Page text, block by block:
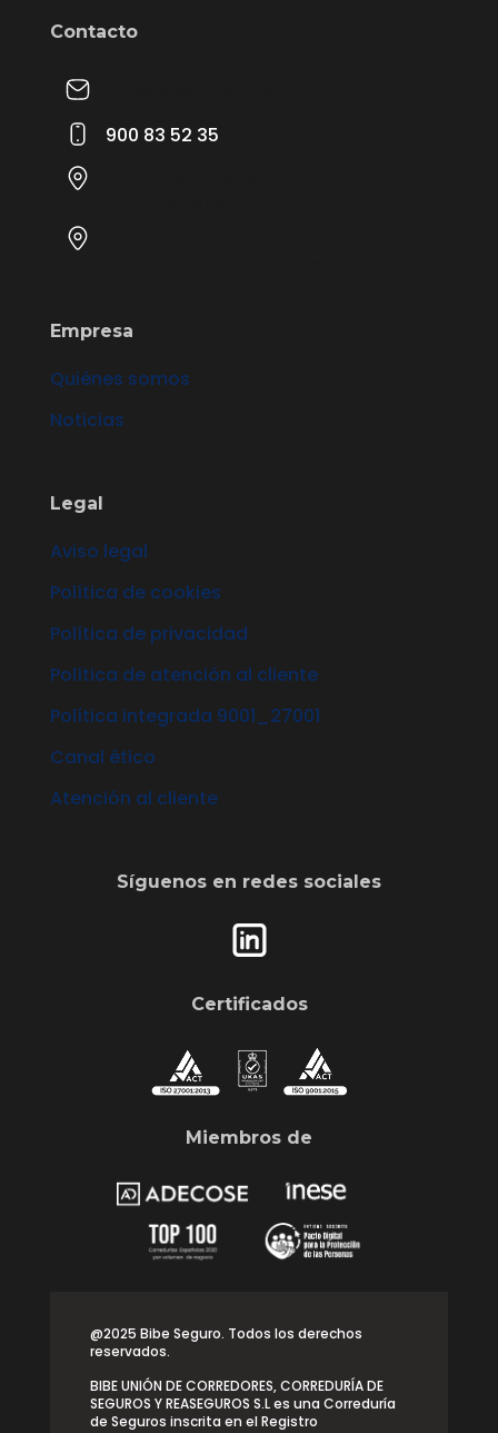
Contacto
900 83 52 35
Empresa
Quiénes somos
Noticias
Legal
Aviso legal
Política de cookies
Política de privacidad
Política de atención al cliente
Política integrada 9001_27001
Canal ético
Atención al cliente
Síguenos en redes sociales
Certificados
Miembros de
@2025 Bibe Seguro. Todos los derechos
reservados.
BIBE UNIÓN DE CORREDORES, CORREDURÍA DE
SEGUROS Y REASEGUROS S.L es una Correduría
de Seguros inscrita en el Registro